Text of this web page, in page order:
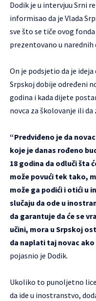
Dodik je u intervjuu Srni
informisao da je Vlada
sve što se tiče ovog
prezentovano u narednih
On je podsjetio da je
Srpskoj dobije određeni
godina i kada dijete
novca za školovanje ili
“Predviđeno je da
koje je danas rođeno
18 godina da odluči šta
može povući tek tako,
može ga podići i otići u
slučaju da ode u
da garantuje da će se
učini, mora u Srpskoj
da naplati taj novac
pojasnio je Dodik.
Ukoliko to punoljetno lice
da ide u inostranstvo,